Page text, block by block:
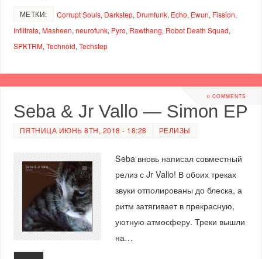
МЕТКИ: Corrupt Souls, Darkstep, Drumfunk, Echo, Ewun, Fission,
Infiltrata, Masheen, neurofunk, Pyro, Rawthang, Robot Death Squad,
SPKTRM, Technoid, Techstep
0 COMMENTS
Seba & Jr Vallo — Simon EP
ПЯТНИЦА ИЮНЬ 8TH, 2018 - 18:28 РЕЛИЗЫ
Seba вновь написал совместный
релиз с Jr Vallo! В обоих треках
звуки отполированы до блеска, а
ритм затягивает в прекрасную,
уютную атмосферу. Треки вышли
на…